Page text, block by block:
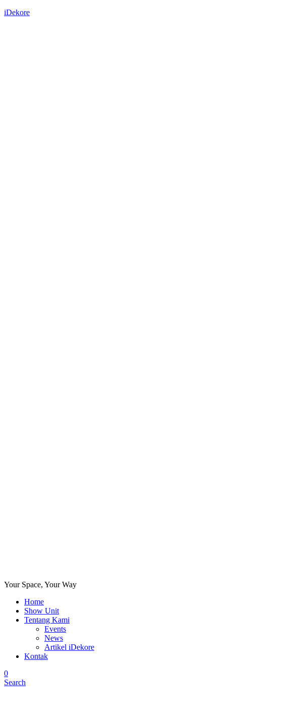
iDekore
Your Space, Your Way
Home
Show Unit
Tentang Kami
Events
News
Artikel iDekore
Kontak
0
Search